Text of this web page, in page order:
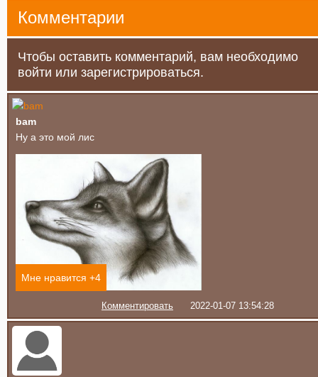
Комментарии
Чтобы оставить комментарий, вам необходимо
войти или зарегистрироваться.
bam
Ну а это мой лис
Мне нравится +4
Комментировать 2022-01-07 13:54:28